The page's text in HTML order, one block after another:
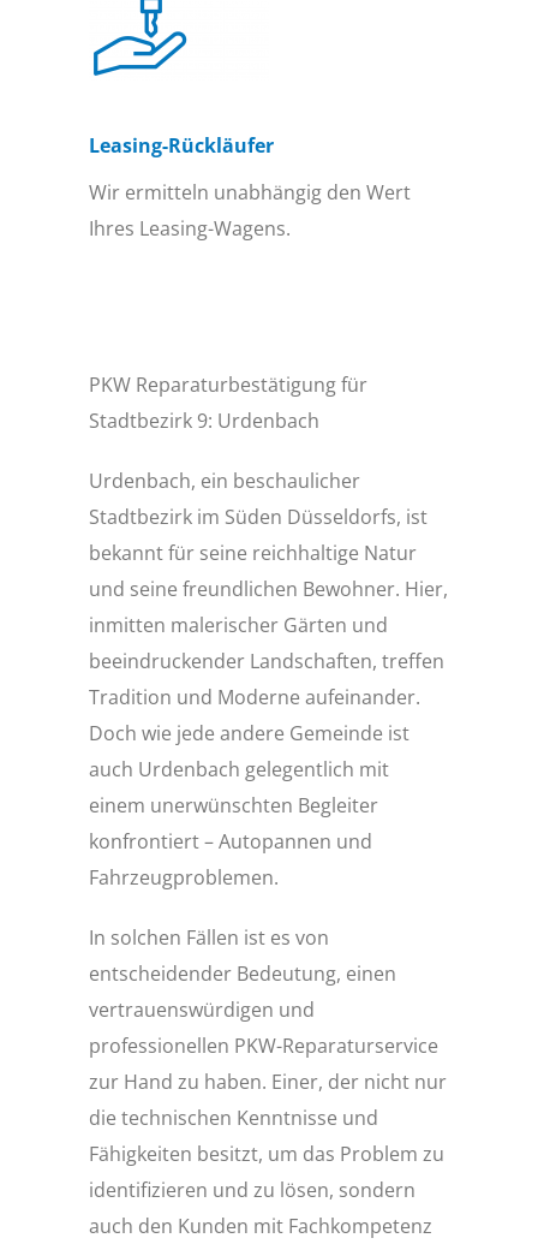
Leasing-Rückläufer
Wir ermitteln unabhängig den Wert
Ihres Leasing-Wagens.
PKW Reparaturbestätigung für
Stadtbezirk 9: Urdenbach
Urdenbach, ein beschaulicher
Stadtbezirk im Süden Düsseldorfs, ist
bekannt für seine reichhaltige Natur
und seine freundlichen Bewohner. Hier,
inmitten malerischer Gärten und
beeindruckender Landschaften, treffen
Tradition und Moderne aufeinander.
Doch wie jede andere Gemeinde ist
auch Urdenbach gelegentlich mit
einem unerwünschten Begleiter
konfrontiert – Autopannen und
Fahrzeugproblemen.
In solchen Fällen ist es von
entscheidender Bedeutung, einen
vertrauenswürdigen und
professionellen PKW-Reparaturservice
zur Hand zu haben. Einer, der nicht nur
die technischen Kenntnisse und
Fähigkeiten besitzt, um das Problem zu
identifizieren und zu lösen, sondern
auch den Kunden mit Fachkompetenz